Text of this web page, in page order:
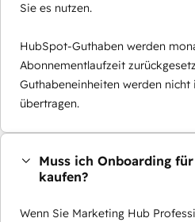
Sie es nutzen.
HubSpot-Guthaben werden
Abonnementlaufzeit
Guthabeneinheiten werden nicht
übertragen.
Muss ich Onboarding
kaufen?
Wenn Sie Marketing Hub